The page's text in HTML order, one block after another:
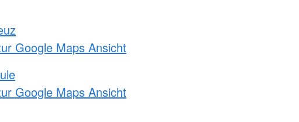
Google Maps Ansicht
Google Maps Ansicht